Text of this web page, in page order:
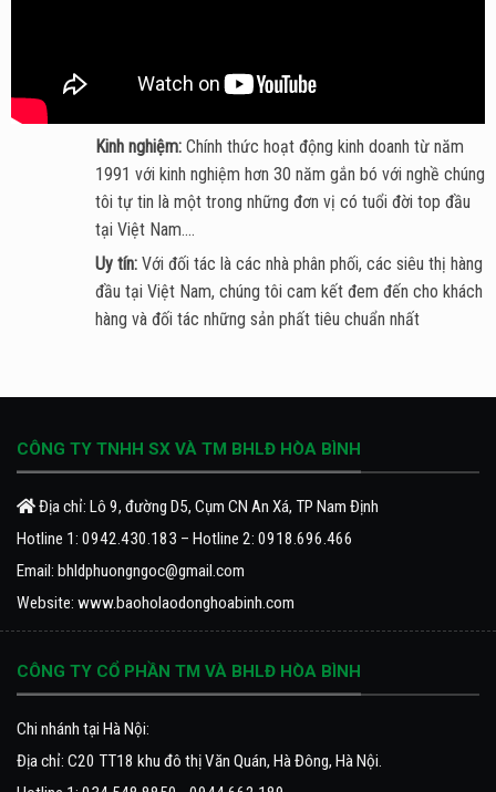
Kinh nghiệm: Chính thức hoạt động kinh doanh từ năm
1991 với kinh nghiệm hơn 30 năm gắn bó với nghề chúng
tôi tự tin là một trong những đơn vị có tuổi đời top đầu
tại Việt Nam....
Uy tín: Với đối tác là các nhà phân phối, các siêu thị hàng
đầu tại Việt Nam, chúng tôi cam kết đem đến cho khách
hàng và đối tác những sản phất tiêu chuẩn nhất
CÔNG TY TNHH SX VÀ TM BHLĐ HÒA BÌNH
Địa chỉ: Lô 9, đường D5, Cụm CN An Xá, TP Nam Định
Hotline 1: 0942.430.183 – Hotline 2: 0918.696.466
Email: bhldphuongngoc@gmail.com
Website: www.baoholaodonghoabinh.com
CÔNG TY CỔ PHẦN TM VÀ BHLĐ HÒA BÌNH
Chi nhánh tại Hà Nội:
Địa chỉ: C20 TT18 khu đô thị Văn Quán, Hà Đông, Hà Nội.